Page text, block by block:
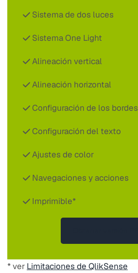
Sistema de dos luces
Sistema One Light
Alineación vertical
Alineación horizontal
Configuración de los bordes
Configuración del texto
Ajustes de color
Navegaciones y acciones
Imprimible*
* ver Limitaciones de QlikSense